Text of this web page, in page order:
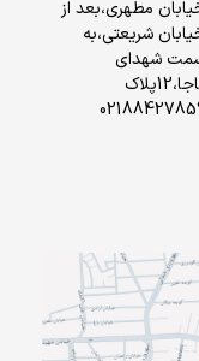
مطهری،بعد از
شریعتی،به
شهدای
ناجا،12پلاک